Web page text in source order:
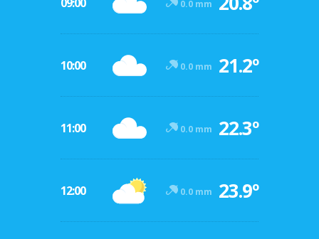
0.0 mm
10:00 0.0 mm 21.2º
11:00 0.0 mm 22.3º
12:00 0.0 mm 23.9º